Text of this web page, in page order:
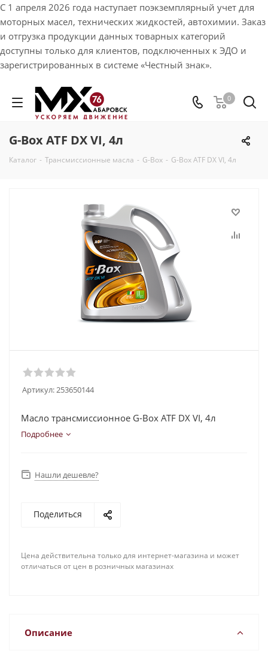
С 1 апреля 2026 года наступает поэкземплярный учет для
моторных масел, технических жидкостей, автохимии. Заказ
и отгрузка продукции данных товарных категорий
доступны только для клиентов, подключенных к ЭДО и
зарегистрированных в системе «Честный знак».
0
G-Box ATF DX VI, 4л
Каталог - Трансмиссионные масла - G-Box - G-Box ATF DX VI, 4л
Артикул:253650144
Масло трансмиссионное G-Box ATF DX VI, 4л
Подробнее
Нашли дешевле?
Поделиться
Цена действительна только для интернет-магазина и может
отличаться от цен в розничных магазинах
Описание